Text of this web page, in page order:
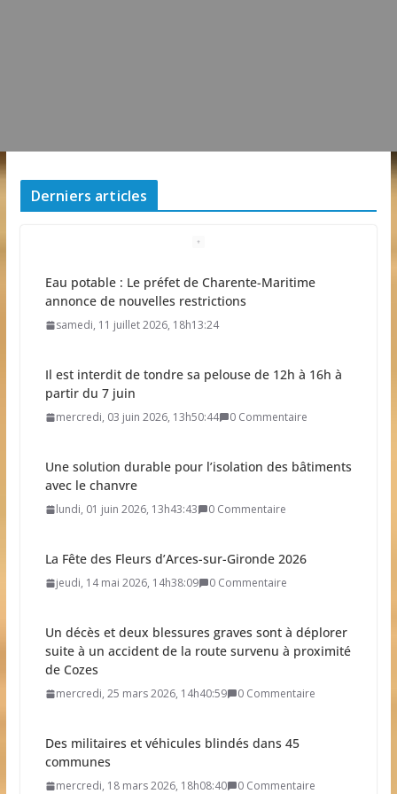
Derniers articles
Eau potable : Le préfet de Charente-Maritime
annonce de nouvelles restrictions
samedi, 11 juillet 2026, 18h13:24
Il est interdit de tondre sa pelouse de 12h à 16h à
partir du 7 juin
mercredi, 03 juin 2026, 13h50:44 0 Commentaire
Une solution durable pour l’isolation des bâtiments
avec le chanvre
lundi, 01 juin 2026, 13h43:43 0 Commentaire
La Fête des Fleurs d’Arces-sur-Gironde 2026
jeudi, 14 mai 2026, 14h38:09 0 Commentaire
Un décès et deux blessures graves sont à déplorer
suite à un accident de la route survenu à proximité
de Cozes
mercredi, 25 mars 2026, 14h40:59 0 Commentaire
Des militaires et véhicules blindés dans 45
communes
mercredi, 18 mars 2026, 18h08:40 0 Commentaire